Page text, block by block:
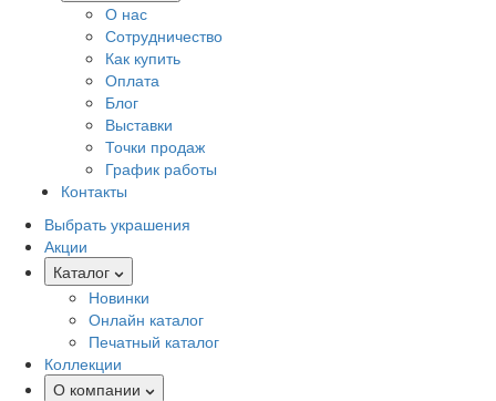
О нас
Сотрудничество
Как купить
Оплата
Блог
Выставки
Точки продаж
График работы
Контакты
Выбрать украшения
Акции
Каталог
Новинки
Онлайн каталог
Печатный каталог
Коллекции
О компании